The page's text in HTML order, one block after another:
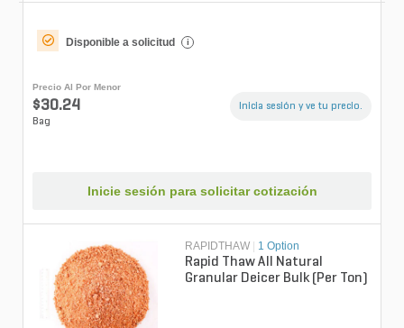
Disponible a solicitud i
Precio Al Por Menor
$30.24
Bag
Inicia sesión y ve tu precio.
Inicie sesión para solicitar cotización
RAPIDTHAW | 1 Option
Rapid Thaw All Natural
Granular Deicer Bulk (Per Ton)